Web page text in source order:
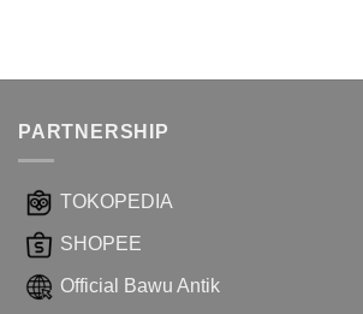
PARTNERSHIP
TOKOPEDIA
SHOPEE
Official Bawu Antik